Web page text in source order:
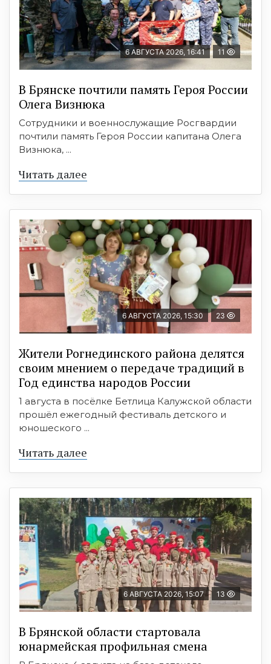
6 АВГУСТА 2026, 16:41 11
В Брянске почтили память Героя России
Олега Визнюка
Сотрудники и военнослужащие Росгвардии
почтили память Героя России капитана Олега
Визнюка, ...
Читать далее
6 АВГУСТА 2026, 15:30 23
Жители Рогнединского района делятся
своим мнением о передаче традиций в
Год единства народов России
1 августа в посёлке Бетлица Калужской области
прошёл ежегодный фестиваль детского и
юношеского ...
Читать далее
6 АВГУСТА 2026, 15:07 13
В Брянской области стартовала
юнармейская профильная смена